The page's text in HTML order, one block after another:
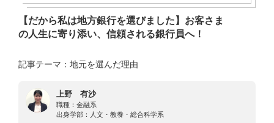
【だから私は地方銀行を選びました】お客さま
の人生に寄り添い、信頼される銀行員へ！
記事テーマ：地元を選んだ理由
上野 有沙
職種： 金融系
出身学部：
人文・教養・総合科学系